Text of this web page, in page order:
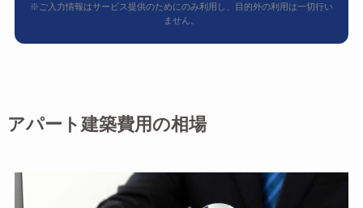
※ご入力情報はサービス提供のためにのみ利用し、目的外の利用は一切行い
ません。
アパート建築費用の相場